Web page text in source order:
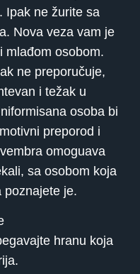
Ipak ne žurite sa
Nova veza vam je
mlađom osobom.
ne preporučuje,
i težak u
osoba bi
preporod i
omoguava
sa osobom koja
poznajete je.
hranu koja